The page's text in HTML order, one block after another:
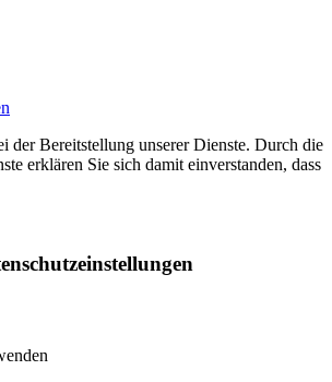
der Bereitstellung unserer Dienste. Durch die
erklären Sie sich damit einverstanden, dass